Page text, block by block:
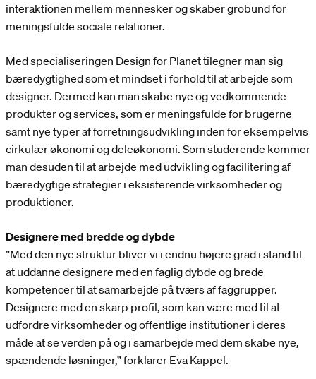
interaktionen mellem mennesker og skaber grobund for
meningsfulde sociale relationer.
Med specialiseringen Design for Planet tilegner man sig
bæredygtighed som et mindset i forhold til at arbejde som
designer. Dermed kan man skabe nye og vedkommende
produkter og services, som er meningsfulde for brugerne
samt nye typer af forretningsudvikling inden for eksempelvis
cirkulær økonomi og deleøkonomi. Som studerende kommer
man desuden til at arbejde med udvikling og facilitering af
bæredygtige strategier i eksisterende virksomheder og
produktioner.
Designere med bredde og dybde
”Med den nye struktur bliver vi i endnu højere grad i stand til
at uddanne designere med en faglig dybde og brede
kompetencer til at samarbejde på tværs af faggrupper.
Designere med en skarp profil, som kan være med til at
udfordre virksomheder og offentlige institutioner i deres
måde at se verden på og i samarbejde med dem skabe nye,
spændende løsninger,” forklarer Eva Kappel.